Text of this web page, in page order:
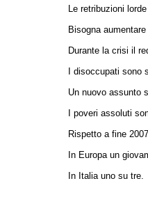
Le retribuzioni
Bisogna
Durante la crisi il
I disoccupati sono
Un nuovo assunto
I poveri assoluti
Rispetto a fine
In Europa un
In Italia uno su tre.